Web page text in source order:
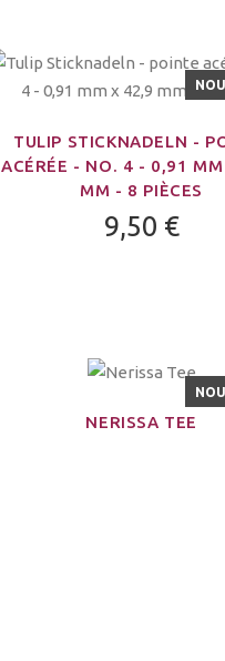
TULIP STICKNADELN -
ACÉRÉE - NO. 4 - 0,91
MM - 8 PIÈCES
9,50 €
NERISSA TEE